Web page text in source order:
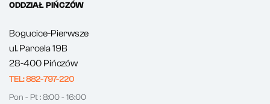
ODDZIAŁ PIŃCZÓW
Bogucice-Pierwsze
ul. Parcela 19B
28-400 Pińczów
TEL: 882-797-220
Pon - Pt : 8:00 - 16:00